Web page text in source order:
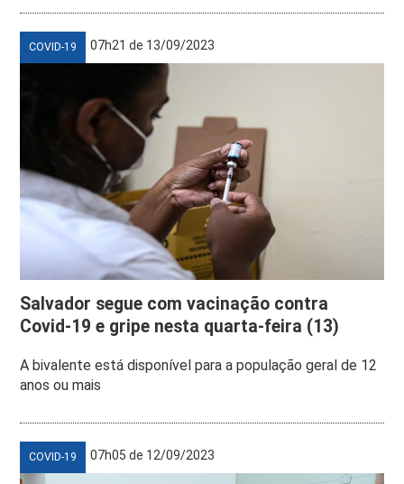
COVID-19 07h21 de 13/09/2023
Salvador segue com vacinação contra
Covid-19 e gripe nesta quarta-feira (13)
A bivalente está disponível para a população geral de 12
anos ou mais
COVID-19 07h05 de 12/09/2023